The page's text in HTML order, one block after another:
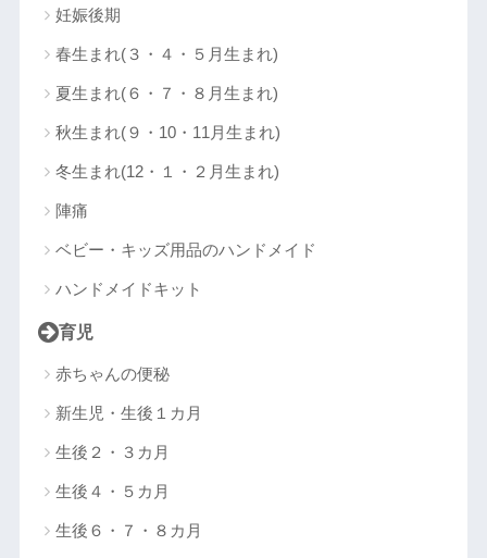
妊娠後期
春生まれ(３・４・５月生まれ)
夏生まれ(６・７・８月生まれ)
秋生まれ(９・10・11月生まれ)
冬生まれ(12・１・２月生まれ)
陣痛
ベビー・キッズ用品のハンドメイド
ハンドメイドキット
育児
赤ちゃんの便秘
新生児・生後１カ月
生後２・３カ月
生後４・５カ月
生後６・７・８カ月